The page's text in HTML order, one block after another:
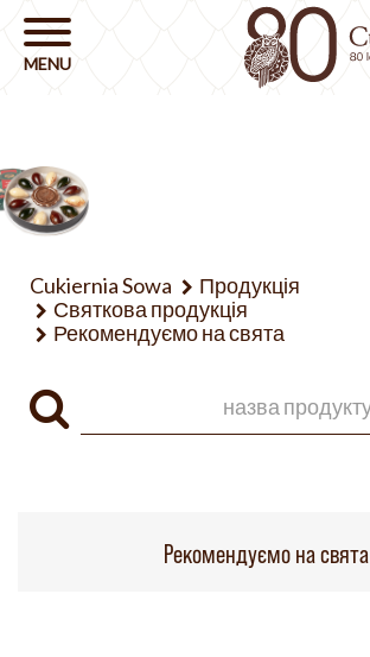
Cukiernia Sowa
Продукція
Святкова продукція
Рекомендуємо на свята
Рекомендуємо на свята